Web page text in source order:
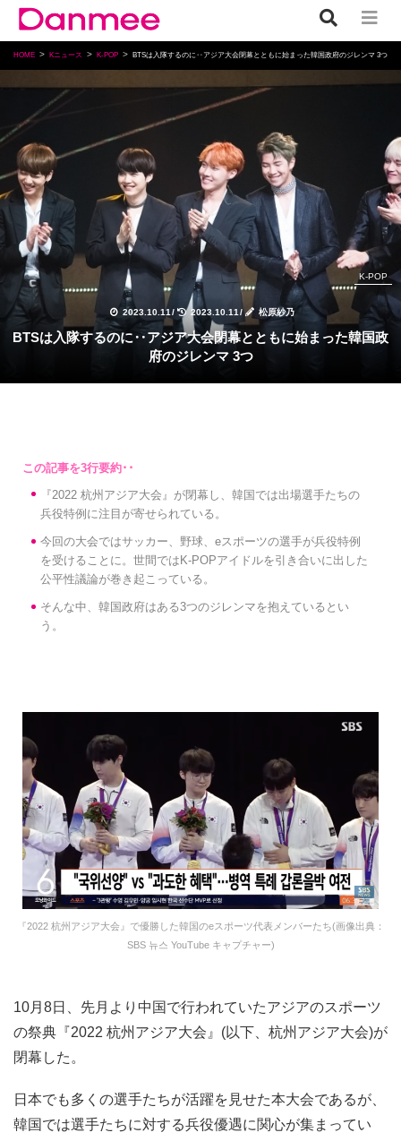
HOME Kニュース K-POP BTSは入隊するのに‥アジア大会閉幕とともに始まった韓国政府のジレンマ 3つ
2023.10.11 / 2023.10.11 / 松原紗乃
K-POP
BTSは入隊するのに‥アジア大会閉幕とともに始まった韓国政
府のジレンマ 3つ
『2022 杭州アジア大会』が閉幕し、韓国では出場選手たちの
兵役特例に注目が寄せられている。
今回の大会ではサッカー、野球、eスポーツの選手が兵役特例
を受けることに。世間ではK-POPアイドルを引き合いに出した
公平性議論が巻き起こっている。
そんな中、韓国政府はある3つのジレンマを抱えているとい
う。
『2022 杭州アジア大会』で優勝した韓国のeスポーツ代表メンバーたち(画像出典：
SBS 뉴스 YouTube キャプチャー)
10月8日、先月より中国で行われていたアジアのスポーツ
の祭典『2022 杭州アジア大会』(以下、杭州アジア大会)が
閉幕した。
日本でも多くの選手たちが活躍を見せた本大会であるが、
韓国では選手たちに対する兵役優遇に関心が集まってい